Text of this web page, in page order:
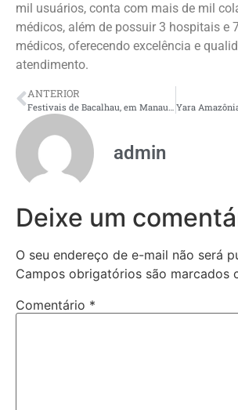
mil usuários, conta com mais de mil
médicos, além de possuir 3 hospitais e
médicos, oferecendo excelência e
atendimento.
ANTERIOR
admin
Deixe um
O seu endereço de e-mail não será
Campos obrigatórios são marcados
Comentário *